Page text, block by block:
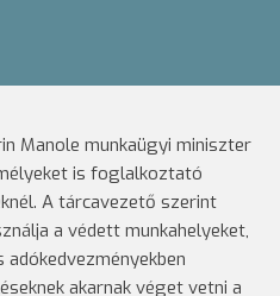
Manole munkaügyi miniszter
is foglalkoztató
A tárcavezető szerint
a védett munkahelyeket,
akarnak véget vetni a